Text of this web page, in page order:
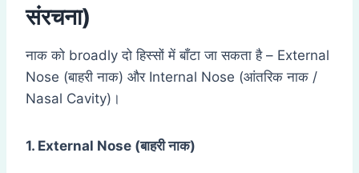
संरचना)
नाक को broadly दो हिस्सों में बाँटा जा सकता है – External
Nose (बाहरी नाक) और Internal Nose (आंतरिक नाक /
Nasal Cavity)।
1. External Nose (बाहरी नाक)